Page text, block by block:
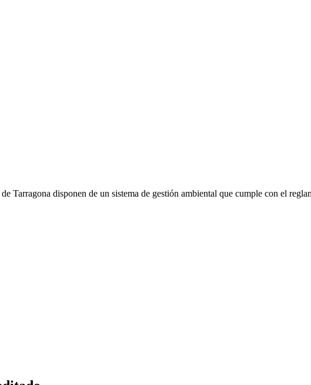
Tarragona disponen de un sistema de gestión ambiental que cumple con el